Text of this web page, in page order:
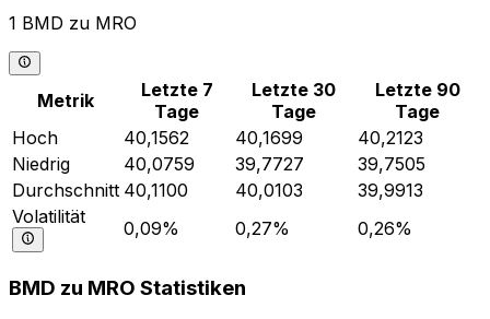
1 BMD zu MRO
Metrik
Letzte 7
Tage
Letzte 30
Tage
Letzte 90
Tage
Hoch
40,1562 40,1699
40,2123
Niedrig
40,0759 39,7727
39,7505
Durchschnitt 40,1100 40,0103
39,9913
Volatilität
0,09% 0,27% 0,26%
BMD zu MRO Statistiken